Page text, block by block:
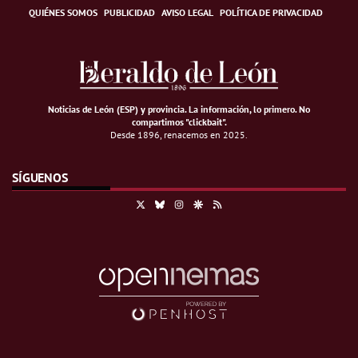
QUIÉNES SOMOS PUBLICIDAD AVISO LEGAL POLÍTICA DE PRIVACIDAD
Noticias de León (ESP) y provincia. La información, lo primero.No
compartimos "clickbait".
Desde 1896, renacemos en 2025.
SÍGUENOS
BlueskyInstagramGoogle Discover